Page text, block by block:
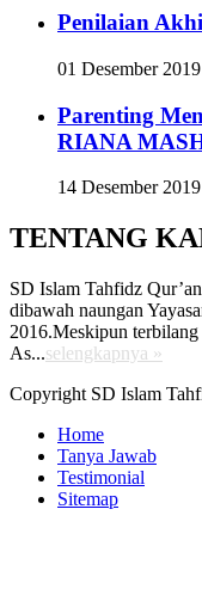
Penilaian
01 Desember
Parenting
RIANA
14 Desember 2019
TENTANG
SD Islam Tahfidz
dibawah naungan
2016.Meskipun
As...selengkapnya »
Copyright SD Islam
Home
Tanya Jawab
Testimonial
Sitemap